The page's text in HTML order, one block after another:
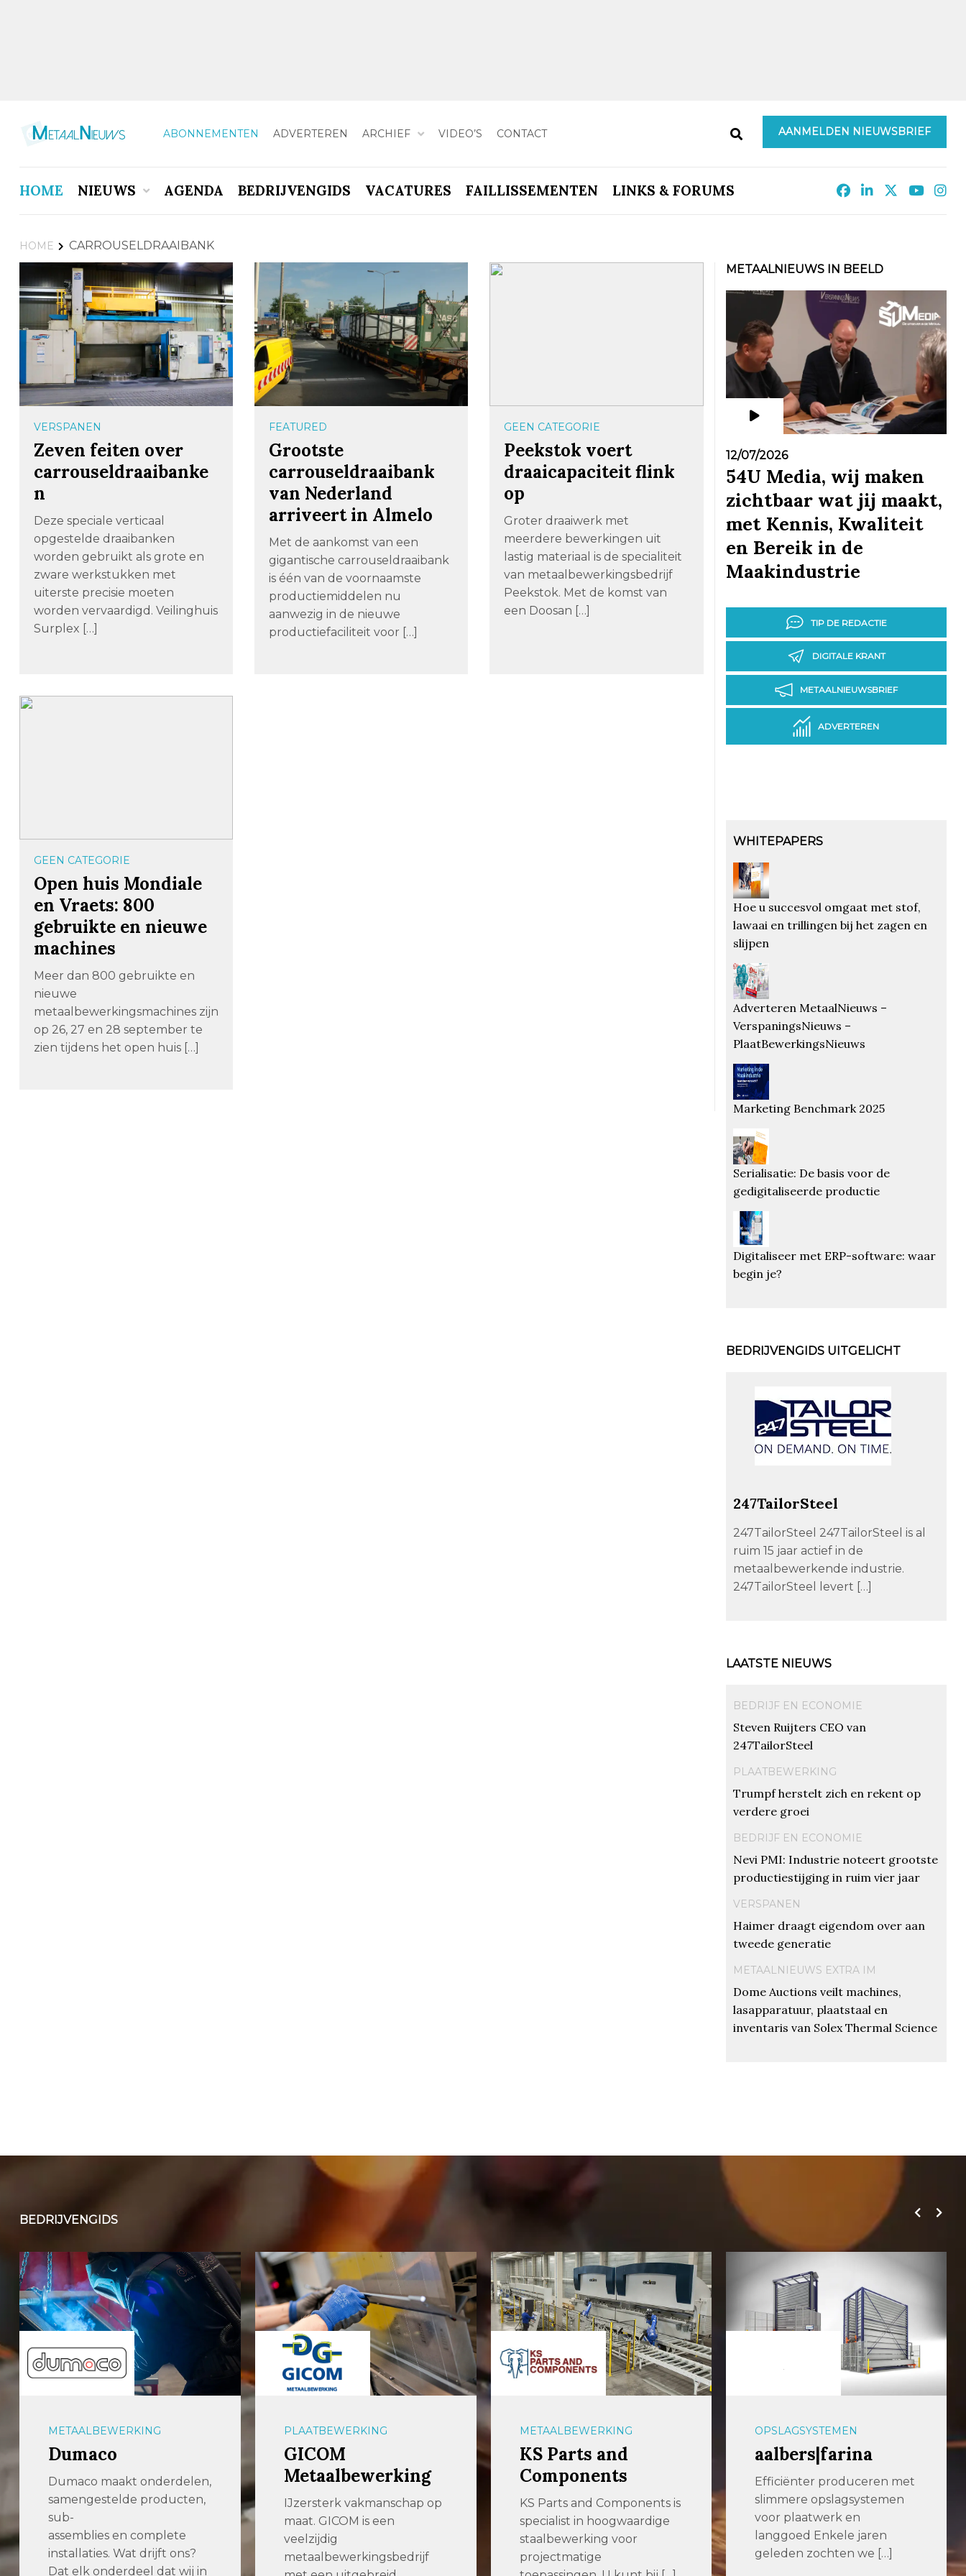
ABONNEMENTEN ADVERTEREN ARCHIEF VIDEO’S CONTACT AANMELDEN NIEUWSBRIEF
HOME NIEUWS AGENDA BEDRIJVENGIDS VACATURES FAILLISSEMENTEN LINKS & FORUMS
HOME CARROUSELDRAAIBANK
VERSPANEN
Zeven feiten over
carrouseldraaibanke
n
Deze speciale verticaal
opgestelde draaibanken
worden gebruikt als grote en
zware werkstukken met
uiterste precisie moeten
worden vervaardigd. Veilinghuis
Surplex […]
FEATURED
Grootste
carrouseldraaibank
van Nederland
arriveert in Almelo
Met de aankomst van een
gigantische carrouseldraaibank
is één van de voornaamste
productiemiddelen nu
aanwezig in de nieuwe
productiefaciliteit voor […]
GEEN CATEGORIE
Peekstok voert
draaicapaciteit flink
op
Groter draaiwerk met
meerdere bewerkingen uit
lastig materiaal is de specialiteit
van metaalbewerkingsbedrijf
Peekstok. Met de komst van
een Doosan […]
GEEN CATEGORIE
Open huis Mondiale
en Vraets: 800
gebruikte en nieuwe
machines
Meer dan 800 gebruikte en
nieuwe
metaalbewerkingsmachines zijn
op 26, 27 en 28 september te
zien tijdens het open huis […]
METAALNIEUWS IN BEELD
12/07/2026
54U Media, wij maken
zichtbaar wat jij maakt,
met Kennis, Kwaliteit
en Bereik in de
Maakindustrie
TIP DE REDACTIE
DIGITALE KRANT
METAALNIEUWSBRIEF
ADVERTEREN
WHITEPAPERS
Hoe u succesvol omgaat met stof,
lawaai en trillingen bij het zagen en
slijpen
Adverteren MetaalNieuws –
VerspaningsNieuws –
PlaatBewerkingsNieuws
Marketing Benchmark 2025
Serialisatie: De basis voor de
gedigitaliseerde productie
Digitaliseer met ERP-software: waar
begin je?
BEDRIJVENGIDS UITGELICHT
247TailorSteel
247TailorSteel 247TailorSteel is al
ruim 15 jaar actief in de
metaalbewerkende industrie.
247TailorSteel levert […]
LAATSTE NIEUWS
BEDRIJF EN ECONOMIE
Steven Ruijters CEO van
247TailorSteel
PLAATBEWERKING
Trumpf herstelt zich en rekent op
verdere groei
BEDRIJF EN ECONOMIE
Nevi PMI: Industrie noteert grootste
productiestijging in ruim vier jaar
VERSPANEN
Haimer draagt eigendom over aan
tweede generatie
METAALNIEUWS EXTRA IM
Dome Auctions veilt machines,
lasapparatuur, plaatstaal en
inventaris van Solex Thermal Science
BEDRIJVENGIDS
METAALBEWERKING
Dumaco
Dumaco maakt onderdelen,
samengestelde producten,
sub-
assemblies en complete
installaties. Wat drijft ons?
Dat elk onderdeel dat wij in
PLAATBEWERKING
GICOM
Metaalbewerking
IJzersterk vakmanschap op
maat. GICOM is een
veelzijdig
metaalbewerkingsbedrijf
METAALBEWERKING
KS Parts and
Components
KS Parts and Components is
specialist in hoogwaardige
staalbewerking voor
projectmatige
OPSLAGSYSTEMEN
aalbers|farina
Efficiënter produceren met
slimmere opslagsystemen
voor plaatwerk en
langgoed Enkele jaren
geleden zochten we […]